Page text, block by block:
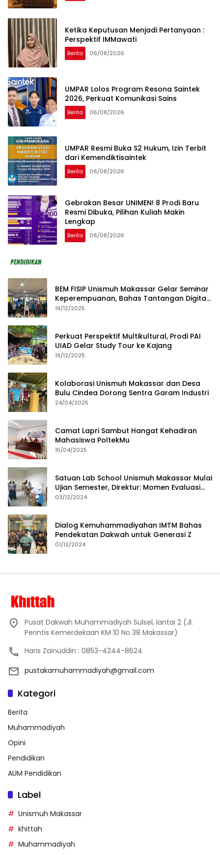
Ketika Keputusan Menjadi Pertanyaan :
Perspektif IMMawati
Berita 06/08/2026
UMPAR Lolos Program Resona Saintek
2026, Perkuat Komunikasi Sains
Berita 06/08/2026
UMPAR Resmi Buka S2 Hukum, Izin Terbit
dari Kemendiktisaintek
Berita 06/08/2026
Gebrakan Besar UNIMEN! 8 Prodi Baru
Resmi Dibuka, Pilihan Kuliah Makin
Lengkap
Berita 06/08/2026
BEM FISIP Unismuh Makassar Gelar Seminar
Keperempuanan, Bahas Tantangan Digital
dan Budaya Lokal
19/12/2025
Perkuat Perspektif Multikultural, Prodi PAI
UIAD Gelar Study Tour ke Kajang
19/12/2025
Kolaborasi Unismuh Makassar dan Desa
Bulu Cindea Dorong Sentra Garam Industri
24/04/2025
Camat Lapri Sambut Hangat Kehadiran
Mahasiswa PoltekMu
15/04/2025
Satuan Lab School Unismuh Makassar Mulai
Ujian Semester, Direktur: Momen Evaluasi
Proses Pembelajaran
03/12/2024
Dialog Kemuhammadiyahan IMTM Bahas
Pendekatan Dakwah untuk Generasi Z
01/12/2024
Pusat Dakwah Muhammadiyah Sulsel, lantai 2 (Jl.
Perintis Kemerdekaan KM 10 No 38 Makassar)
Haris Zainuddin : 0853-4244-8624
pustakamuhammadiyah@gmail.com
Kategori
Berita
Muhammadiyah
Opini
Pendidikan
AUM Pendidikan
Label
Unismuh Makassar
khittah
Muhammadiyah